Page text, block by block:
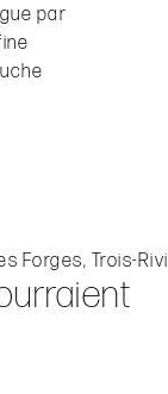
par
Forges, Trois-